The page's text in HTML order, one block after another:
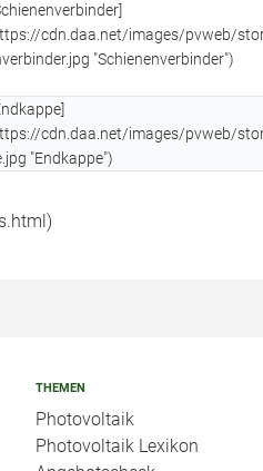
cdn.daa.net/images/pvweb/
"Schienenverbinder")
cdn.daa.net/images/pvweb/
"Endkappe")
THEMEN
Photovoltaik
Photovoltaik Lexikon